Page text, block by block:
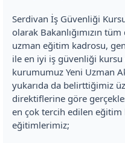
Serdivan İş Güvenliği
olarak Bakanlığımızın
uzman eğitim kadrosu,
ile en iyi iş güvenliği
kurumumuz Yeni Uzman
yukarıda da belirttiğimiz
direktiflerine göre
en çok tercih edilen eğitim
eğitimlerimiz;